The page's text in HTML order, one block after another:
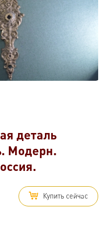
деталь
Модерн.
Купить сейчас